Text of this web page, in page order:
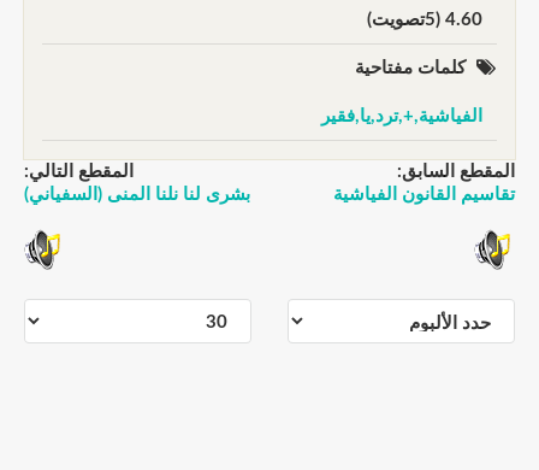
4.60 (5تصويت)
كلمات مفتاحية
الفياشية,+,ترد,يا,فقير
المقطع السابق:
تقاسيم القانون الفياشية
المقطع التالي:
بشرى لنا نلنا المنى (السفياني)